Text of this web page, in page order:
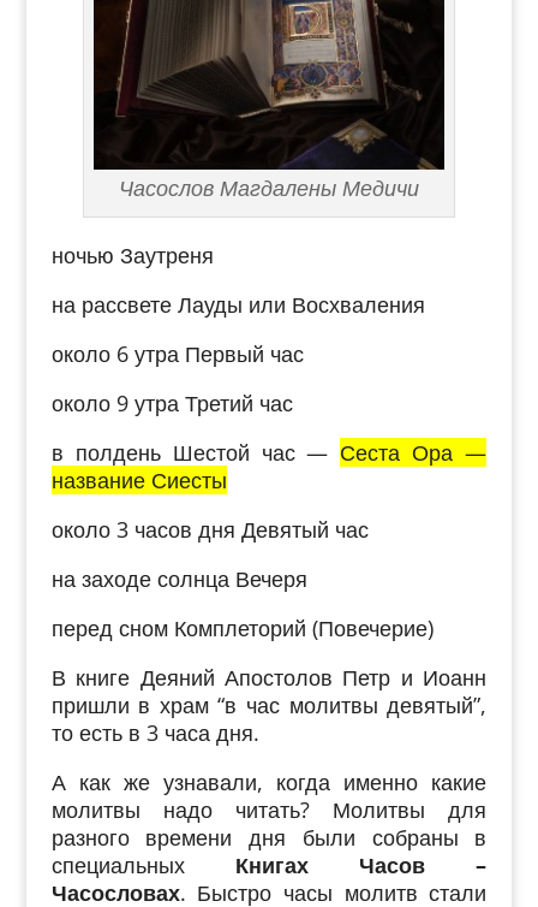
Часослов Магдалены Медичи
ночью Заутреня
на рассвете Лауды или Восхваления
около 6 утра Первый час
около 9 утра Третий час
в полдень Шестой час — Сеста Ора —
название Сиесты
около 3 часов дня Девятый час
на заходе солнца Вечеря
перед сном Комплеторий (Повечерие)
В книге Деяний Апостолов Петр и Иоанн
пришли в храм “в час молитвы девятый”,
то есть в 3 часа дня.
А как же узнавали, когда именно какие
молитвы надо читать? Молитвы для
разного времени дня были собраны в
специальных Книгах Часов –
Часословах. Быстро часы молитв стали